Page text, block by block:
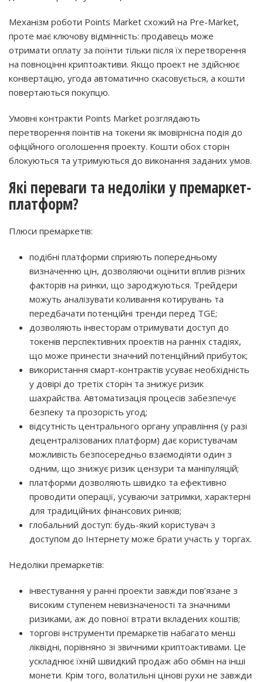
Механізм роботи Points Market схожий на Pre-Market,
проте має ключову відмінність: продавець може
отримати оплату за поїнти тільки після їх перетворення
на повноцінні криптоактиви. Якщо проект не здійснює
конвертацію, угода автоматично скасовується, а кошти
повертаються покупцю.
Умовні контракти Points Market розглядають
перетворення поінтів на токени як імовірнісна подія до
офіційного оголошення проекту. Кошти обох сторін
блокуються та утримуються до виконання заданих умов.
Які переваги та недоліки у премаркет-
платформ?
Плюси премаркетів:
подібні платформи сприяють попередньому
визначенню цін, дозволяючи оцінити вплив різних
факторів на ринки, що зароджуються. Трейдери
можуть аналізувати коливання котирувань та
передбачати потенційні тренди перед TGE;
дозволяють інвесторам отримувати доступ до
токенів перспективних проектів на ранніх стадіях,
що може принести значний потенційний прибуток;
використання смарт-контрактів усуває необхідність
у довірі до третіх сторін та знижує ризик
шахрайства. Автоматизація процесів забезпечує
безпеку та прозорість угод;
відсутність центрального органу управління (у разі
децентралізованих платформ) дає користувачам
можливість безпосередньо взаємодіяти один з
одним, що знижує ризик цензури та маніпуляцій;
платформи дозволяють швидко та ефективно
проводити операції, усуваючи затримки, характерні
для традиційних фінансових ринків;
глобальний доступ: будь-який користувач з
доступом до Інтернету може брати участь у торгах.
Недоліки премаркетів:
інвестування у ранні проекти завжди пов’язане з
високим ступенем невизначеності та значними
ризиками, аж до повної втрати вкладених коштів;
торгові інструменти премаркетів набагато менш
ліквідні, порівняно зі звичними криптоактивами. Це
ускладнює їхній швидкий продаж або обмін на інші
монети. Крім того, волатильні цінові рухи не завжди